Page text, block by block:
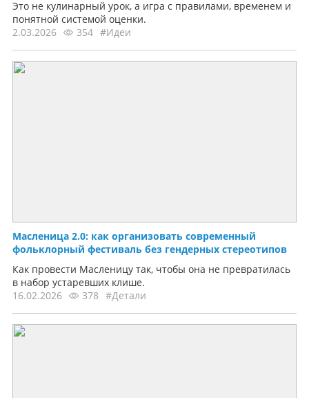
Это не кулинарный урок, а игра с правилами, временем и
понятной системой оценки.
2.03.2026
354 #Идеи
Масленица 2.0: как организовать современный
фольклорный фестиваль без гендерных стереотипов
Как провести Масленицу так, чтобы она не превратилась
в набор устаревших клише.
16.02.2026
378 #Детали